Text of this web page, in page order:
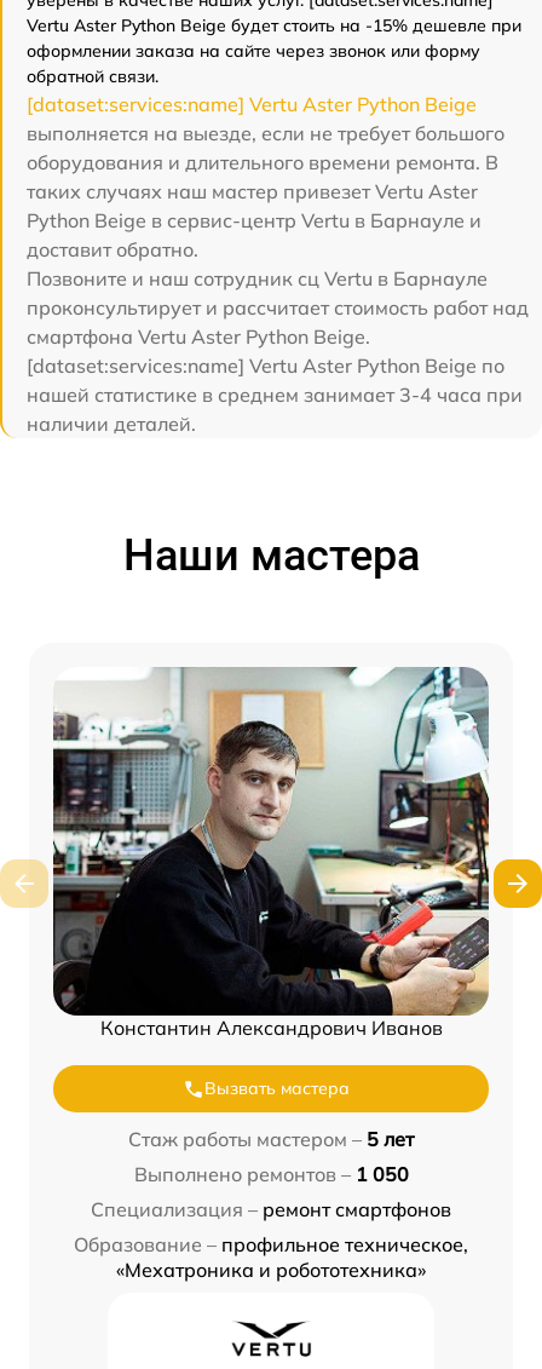
Vertu Aster Python Beige будет стоить на -15% дешевле при
оформлении заказа на сайте через звонок или форму
обратной связи.
[dataset:services:name] Vertu Aster Python Beige
выполняется на выезде, если не требует большого
оборудования и длительного времени ремонта. В
таких случаях наш мастер привезет Vertu Aster
Python Beige в сервис-центр Vertu в Барнауле и
доставит обратно.
Позвоните и наш сотрудник сц Vertu в Барнауле
проконсультирует и рассчитает стоимость работ над
смартфона Vertu Aster Python Beige.
[dataset:services:name] Vertu Aster Python Beige по
нашей статистике в среднем занимает 3-4 часа при
наличии деталей.
Наши мастера
Константин Александрович Иванов
Вызвать мастера
Стаж работы мастером – 5 лет
Выполнено ремонтов – 1 050
Специализация – ремонт смартфонов
Образование – профильное техническое,
«Мехатроника и робототехника»